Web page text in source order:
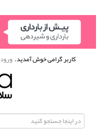
کاربر گرامی خوش آمدید.ورود